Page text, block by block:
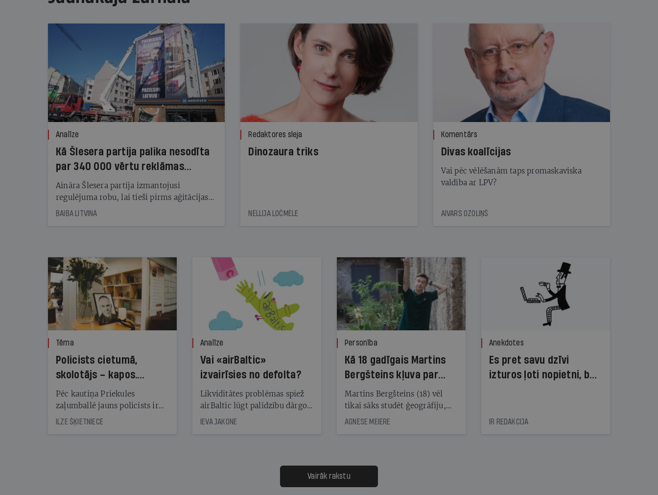
Analīze
Kā Šlesera partija palika nesodīta
par 340 000 vērtu reklāmas
kampaņu
Aināra Šlesera partija izmantojusi
regulējuma robu, lai tieši pirms aģitācijas
starta izreklamētos par summu, kas
BAIBA LITVINA
Redaktores sleja
Dinozaura triks
NELLIJA LOČMELE
Komentārs
Divas koalīcijas
Vai pēc vēlēšanām taps promaskaviska
valdība ar LPV?
AIVARS OZOLIŅŠ
Tēma
Policists cietumā,
skolotājs – kapos.
Reibuma cena Priekulē
Pēc kautiņa Priekules
zaļumballē jauns policists ir
nonācis cietumā, bet
cienījams pedagogs — kapos.
ILZE ŠĶIETNIECE
Analīze
Vai «airBaltic»
izvairīsies no defolta?
Likviditātes problēmas spiež
airBaltic lūgt palīdzību dārgo
obligāciju turētājiem, taču
samaksāt augstos procentus,
kas jāpārskaita jau trīs dienas
pirms nākamās sapulces
IEVA JAKONE
Personība
Kā 18 gadīgais Martins
Bergšteins kļuva par
laika ziņu seju?
Martins Bergšteins (18) vēl
tikai sāks studēt ģeogrāfiju,
bet viņa sacītajam jau uzticas
uzcītīga darba, mammas
atbalsts un drosme turpināt
meteovērojumus arī tad, kad
AGNESE MEIERE
Anekdotes
Es pret savu dzīvi
izturos ļoti nopietni, bet
IR REDAKCIJA
Vairāk rakstu